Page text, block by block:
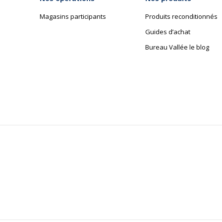
Magasins participants
Produits reconditionnés
Guides d’achat
Bureau Vallée le blog